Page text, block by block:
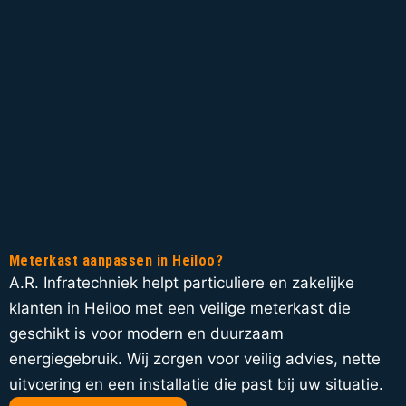
Meterkast aanpassen in Heiloo?
A.R. Infratechniek helpt particuliere en zakelijke
klanten in Heiloo met een veilige meterkast die
geschikt is voor modern en duurzaam
energiegebruik. Wij zorgen voor veilig advies, nette
uitvoering en een installatie die past bij uw situatie.